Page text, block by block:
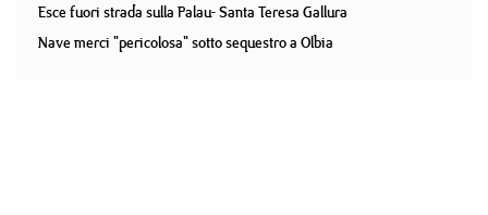
Esce fuori strada sulla Palau- Santa Teresa Gallura
Nave merci "pericolosa" sotto sequestro a Olbia